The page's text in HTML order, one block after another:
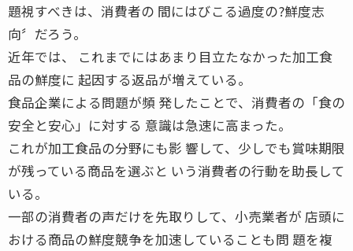
題視すべきは、消費者の 間にはびこる過度の?鮮度志
向〞だろう。
近年では、 これまでにはあまり目立たなかった加工食
品の鮮度に 起因する返品が増えている。
食品企業による問題が頻 発したことで、消費者の「食の
安全と安心」に対する 意識は急速に高まった。
これが加工食品の分野にも影 響して、少しでも賞味期限
が残っている商品を選ぶと いう消費者の行動を助長して
いる。
一部の消費者の声だけを先取りして、小売業者が 店頭に
おける商品の鮮度競争を加速していることも問 題を複